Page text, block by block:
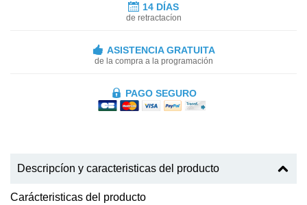
14 DÍAS
de retractacíon
ASISTENCIA GRATUITA
de la compra a la programación
PAGO SEGURO
Descripcíon y caracteristicas del producto
Carácteristicas del producto